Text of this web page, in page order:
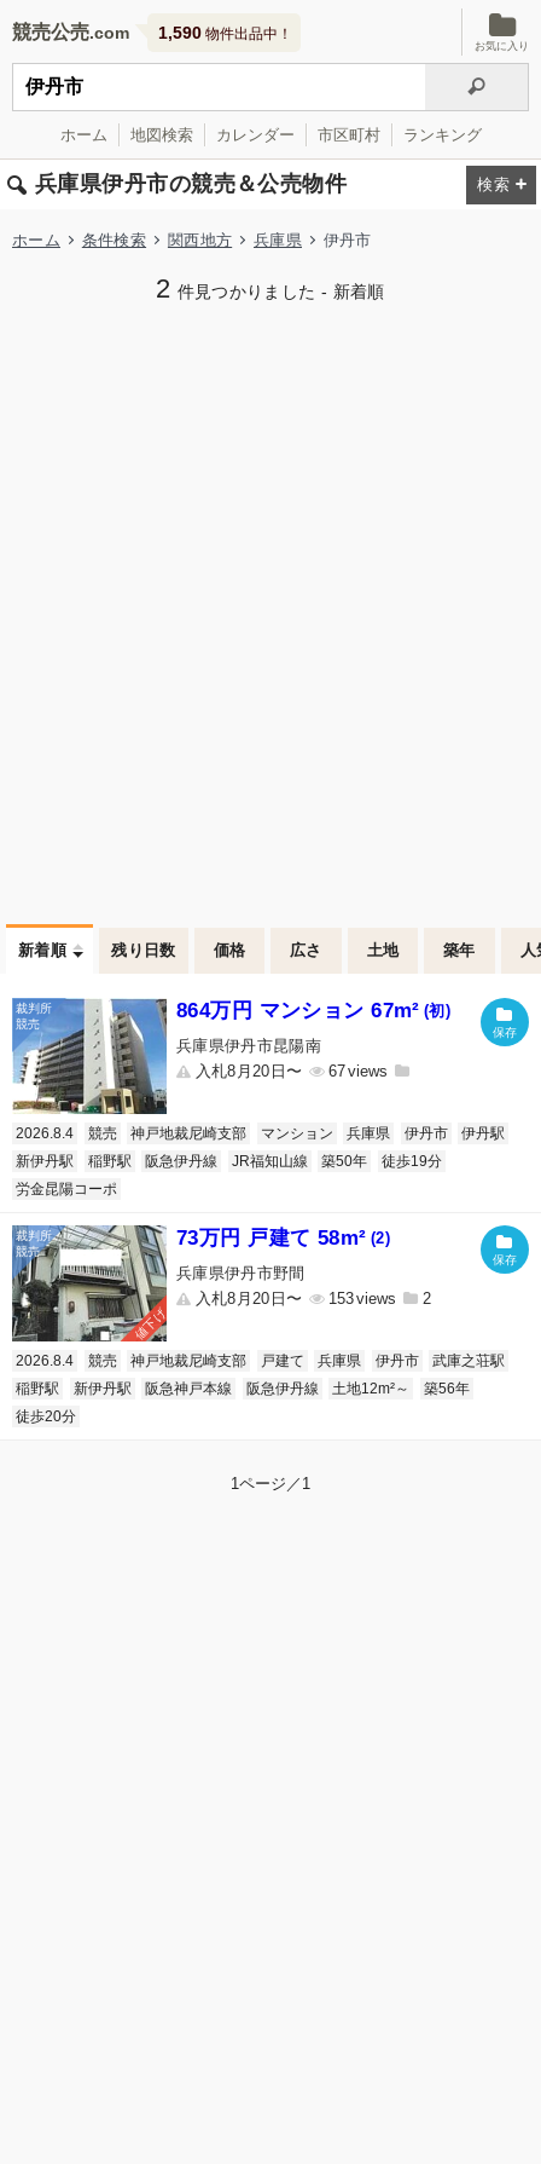
競売公売 1,590 物件出品中！
お気に入り
ホーム 地図検索 カレンダー 市区町村 ランキング
兵庫県伊丹市の競売＆公売物件
ホーム 条件検索 関西地方 兵庫県 伊丹市
2 件見つかりました - 新着順
新着順 残り日数 価格 広さ 土地 築年 人
864万円 マンション 67m² (初)
兵庫県伊丹市昆陽南
入札8月20日〜
67
2026.8.4 競売 神戸地裁尼崎支部 マンション 兵庫県 伊丹市
伊丹駅
新伊丹駅
稲野駅 阪急伊丹線 JR福知山線 築50年
徒歩19分
労金昆陽コーポ
値下げ
73万円 戸建て 58m² (2)
兵庫県伊丹市野間
入札8月20日〜
153 2
2026.8.4 競売 神戸地裁尼崎支部 戸建て 兵庫県 伊丹市
武庫之荘駅
稲野駅
新伊丹駅 阪急神戸本線 阪急伊丹線 土地12m²～
築56年
徒歩20分
1ページ／1